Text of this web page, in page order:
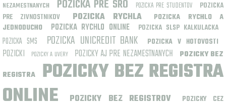
NEZAMESTNANYCH
POZICKA PRE SRO POZICKA PRE STUDENTOV
POZICKA
PRE ZIVNOSTNIKOV
POZICKA RYCHLA
POZICKA RYCHLO A
JEDNODUCHO
POZICKA RYCHLO ONLINE POZICKA SLSP KALKULACKA
POZICKA SMS POZICKA UNICREDIT BANK POZICKA V HOTOVOSTI
POZICKI POZICKY A UVERY POZICKY AJ PRE NEZAMESTNANYCH
POZICKY BEZ
REGISTRA
POZICKY BEZ REGISTRA
ONLINE
POZICKY BEZ REGISTROV POZICKY CEZ